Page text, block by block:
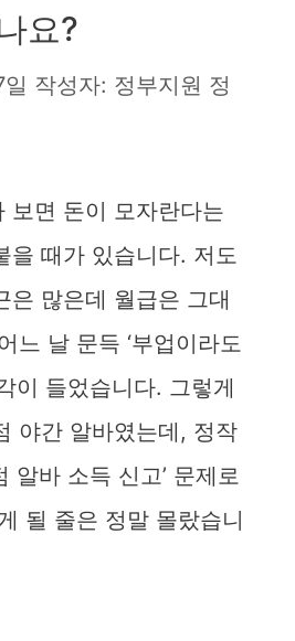
요?
작성자: 정부지원 정
보면 돈이 모자란다는
을 때가 있습니다. 저도
은 많은데 월급은 그대
느 날 문득 ‘부업이라도
이 들었습니다. 그렇게
야간 알바였는데, 정작
알바 소득 신고’ 문제로
될 줄은 정말 몰랐습니